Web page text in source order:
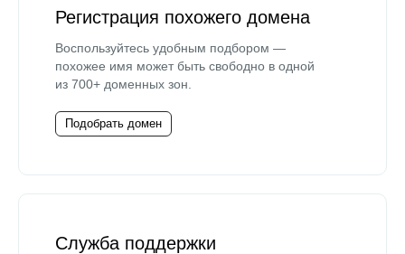
Регистрация похожего домена
Воспользуйтесь удобным подбором —
похожее имя может быть свободно в одной
из 700+ доменных зон.
Подобрать домен
Служба поддержки